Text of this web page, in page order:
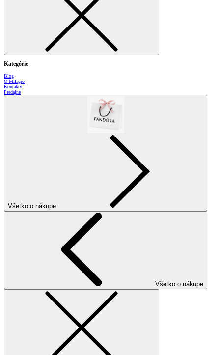
Kategórie
Blog
O Milagro
Kontakty
Predajne
Všetko o nákupe
Všetko o nákupe